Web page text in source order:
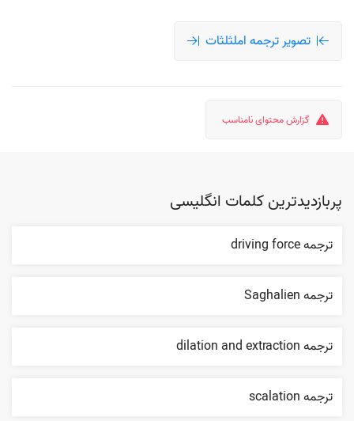
تصویر ترجمه املثلثات
گزارش محتوای نامناسب
پربازدیدترین کلمات انگلیسی
ترجمه driving force
ترجمه Saghalien
ترجمه dilation and extraction
ترجمه scalation